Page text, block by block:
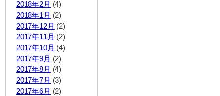
2018年2月 (4)
2018年1月 (2)
2017年12月 (2)
2017年11月 (2)
2017年10月 (4)
2017年9月 (2)
2017年8月 (4)
2017年7月 (3)
2017年6月 (2)